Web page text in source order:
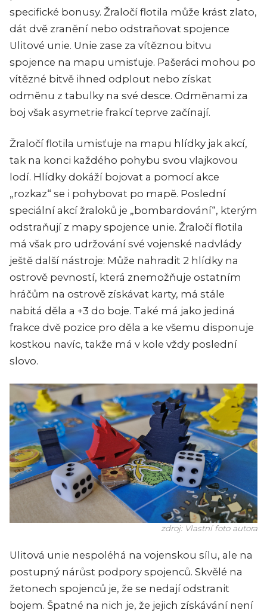
specifické bonusy. Žraločí flotila může krást zlato,
dát dvě zranění nebo odstraňovat spojence
Ulitové unie. Unie zase za vítěznou bitvu
spojence na mapu umisťuje. Pašeráci mohou po
vítězné bitvě ihned odplout nebo získat
odměnu z tabulky na své desce. Odměnami za
boj však asymetrie frakcí teprve začínají.
Žraločí flotila umisťuje na mapu hlídky jak akcí,
tak na konci každého pohybu svou vlajkovou
lodí. Hlídky dokáží bojovat a pomocí akce
„rozkaz“ se i pohybovat po mapě. Poslední
speciální akcí žraloků je „bombardování“, kterým
odstraňují z mapy spojence unie. Žraločí flotila
má však pro udržování své vojenské nadvlády
ještě další nástroje: Může nahradit 2 hlídky na
ostrově pevností, která znemožňuje ostatním
hráčům na ostrově získávat karty, má stále
nabitá děla a +3 do boje. Také má jako jediná
frakce dvě pozice pro děla a ke všemu disponuje
kostkou navíc, takže má v kole vždy poslední
slovo.
zdroj: Vlastní foto autora
Ulitová unie nespoléhá na vojenskou sílu, ale na
postupný nárůst podpory spojenců. Skvělé na
žetonech spojenců je, že se nedají odstranit
bojem. Špatné na nich je, že jejich získávání není